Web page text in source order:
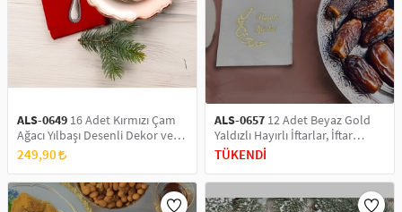
SAÇ AKSESUARLARI
GELİN / DÜĞÜN AKSESUARLARI
MAKYAJ ÇANTASI
ŞAL VE FULAR
PARTİ SÜSLERİ
YILBAŞI ÜRÜNLERİ
ALS-0649 16 Adet Kırmızı Çam
Ağacı Yılbaşı Desenli Dekor ve
Sunum Servis Peçetesi
249,90
ALS-0657 12 Adet Beyaz Gold
Yaldızlı Hayırlı İftarlar, İftar
Sofrası Dekor ve Servis Sunum
TÜKENDİ